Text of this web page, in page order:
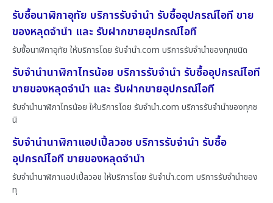
รับซื้อนาฬิกาอุทัย บริการรับจำนำ รับซื้ออุปกรณ์ไอที ขาย
ของหลุดจำนำ และ รับฝากขายอุปกรณ์ไอที
รับซื้อนาฬิกาอุทัย ให้บริการโดย รับจํานํา.com บริการรับจำนำของทุกชนิด
รับจำนำนาฬิกาไทรน้อย บริการรับจำนำ รับซื้ออุปกรณ์ไอที
ขายของหลุดจำนำ และ รับฝากขายอุปกรณ์ไอที
รับจำนำนาฬิกาไทรน้อย ให้บริการโดย รับจํานํา.com บริการรับจำนำของทุกช
นิ
รับจำนำนาฬิกาแอปเปิ้ลวอช บริการรับจำนำ รับซื้อ
อุปกรณ์ไอที ขายของหลุดจำนำ
รับจำนำนาฬิกาแอปเปิ้ลวอช ให้บริการโดย รับจํานํา.com บริการรับจำนำของ
ทุ